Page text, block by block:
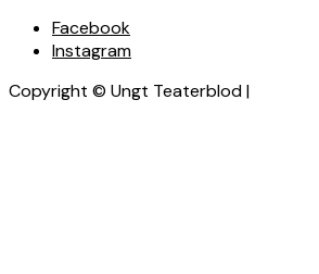
Facebook
Instagram
Copyright © Ungt Teaterblod |